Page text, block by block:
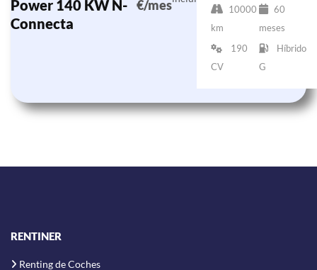
Power 140 KW N-
Connecta
€/mes
10000
km
60
meses
190
CV
Híbrido
G
RENTINER
Renting de Coches